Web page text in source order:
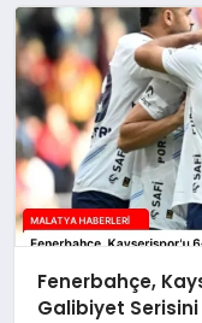
Fenerbahçe,
Galibiyet